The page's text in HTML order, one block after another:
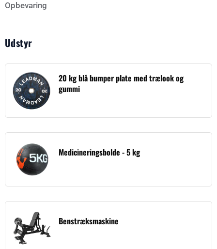
Opbevaring
Udstyr
20 kg blå bumper plate med trælook og
gummi
Medicineringsbolde - 5 kg
Benstræksmaskine